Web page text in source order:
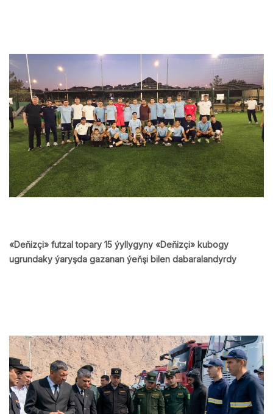
«Deňizçi» futzal topary 15 ýyllygyny «Deňizçi» kubogy
ugrundaky ýaryşda gazanan ýeňşi bilen dabaralandyrdy